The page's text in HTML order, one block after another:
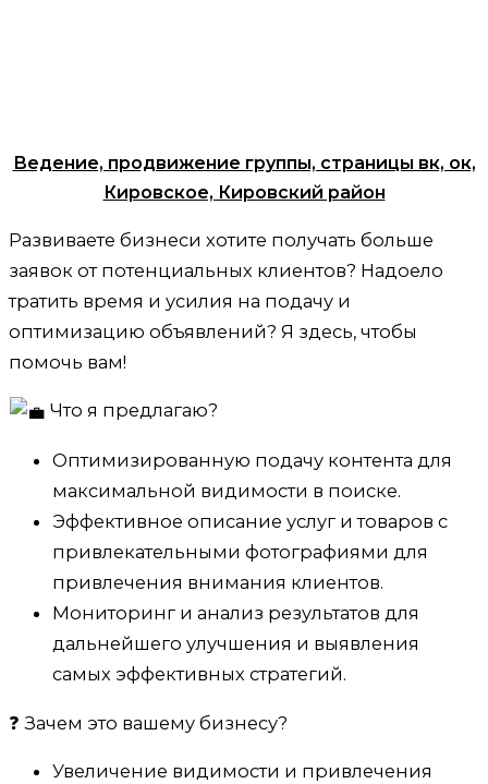
Ведение, продвижение группы, страницы вк, ок,
Кировское, Кировский район
Развиваете бизнеси хотите получать больше
заявок от потенциальных клиентов? Надоело
тратить время и усилия на подачу и
оптимизацию объявлений? Я здесь, чтобы
помочь вам!
Что я предлагаю?
Оптимизированную подачу контента для
максимальной видимости в поиске.
Эффективное описание услуг и товаров с
привлекательными фотографиями для
привлечения внимания клиентов.
Мониторинг и анализ результатов для
дальнейшего улучшения и выявления
самых эффективных стратегий.
❓ Зачем это вашему бизнесу?
Увеличение видимости и привлечения